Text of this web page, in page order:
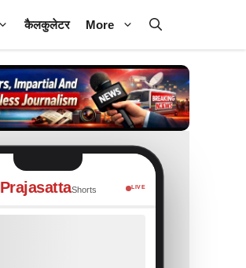
कैलकुलेटर More
PrajasattaShorts LIVE